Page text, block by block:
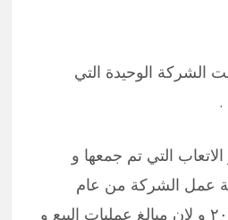
الوحيدة التي
.
التي تم جمعها و
عمل الشركة من عام
٢٠٠٢ و لغاية عام ٢٠١٥ و لان مبالغ عمليات البيع و